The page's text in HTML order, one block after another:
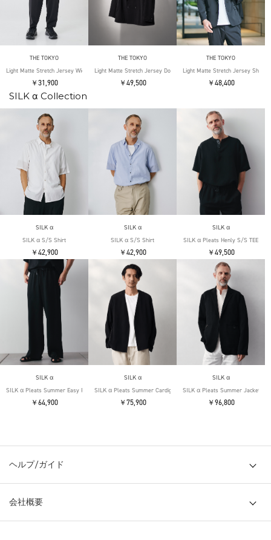
THE TOKYO
Light Matte Stretch Jersey Wide Tapered Pants
￥31,900
THE TOKYO
Light Matte Stretch Jersey Double Jacket
￥49,500
THE TOKYO
Light Matte Stretch Jersey Shape
￥48,400
SILK α Collection
SILK α
SILK α S/S Shirt
￥42,900
SILK α
SILK α S/S Shirt
￥42,900
SILK α
SILK α Pleats Henly S/S TEE
￥49,500
SILK α
SILK α Pleats Summer Easy Pants
￥64,900
SILK α
SILK α Pleats Summer Cardigan
￥75,900
SILK α
SILK α Pleats Summer Jacket
￥96,800
ヘルプ/ガイド
会社概要